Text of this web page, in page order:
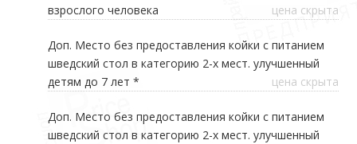
взрослого человека цена скрыта
Доп. Место без предоставления койки с питанием
шведский стол в категорию 2-х мест. улучшенный
детям до 7 лет *
цена скрыта
Доп. Место без предоставления койки с питанием
шведский стол в категорию 2-х мест. улучшенный